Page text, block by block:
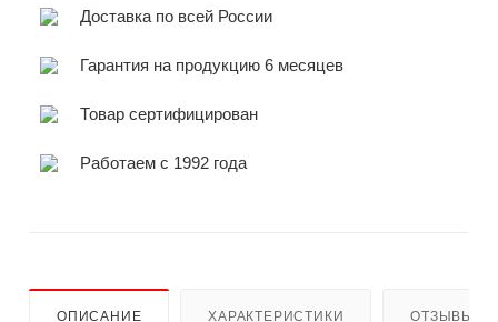
Доставка по всей России
Гарантия на продукцию 6 месяцев
Товар сертифицирован
Работаем с 1992 года
ОПИСАНИЕ ХАРАКТЕРИСТИКИ ОТЗЫВЫ